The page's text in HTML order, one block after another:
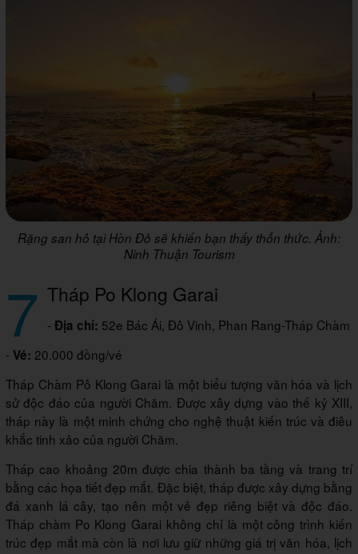
Rặng san hô tại Hòn Đỏ sẽ khiến bạn thấy thổn thức. Ảnh:
Ninh Thuận Tourism
7 Tháp Po Klong Garai
- Địa chỉ: 52e Bác Ái, Đô Vinh, Phan Rang-Tháp Chàm
- Vé: 20.000 đồng/vé
Tháp Chàm Pô Klong Garai là một biểu tượng văn hóa và lịch
sử độc đáo của người Chăm. Được xây dựng vào thế kỷ XIII,
tháp này là một minh chứng cho nghệ thuật kiến trúc và điêu
khắc tinh xảo của người Chăm.
Tháp cao khoảng 20m được chia thành ba tầng và trang trí
bằng các họa tiết đẹp mắt. Đặc biệt, tháp được xây dựng bằng
đá xanh lá cây, tạo nên một vẻ đẹp riêng biệt và độc đáo.
Tháp chàm Po Klong Garai không chỉ là một công trình kiến
trúc đẹp mắt mà còn là nơi lưu giữ những giá trị văn hóa, lịch